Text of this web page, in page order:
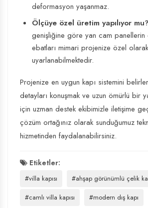
deformasyon yaşanmaz.
Ölçüye özel üretim yapılıyor mu?
genişliğine göre yan cam panellerin
ebatları mimari projenize özel olarak
uyarlanabilmektedir.
Projenize en uygun kapı sistemini
detayları konuşmak ve uzun ömürlü bir
için uzman destek ekibimizle iletişime
çözüm ortağınız olarak sunduğumuz
hizmetinden faydalanabilirsiniz.
Etiketler:
#villa kapısı
#ahşap görünümlü çelik
#camlı villa kapısı
#modern dış kapı